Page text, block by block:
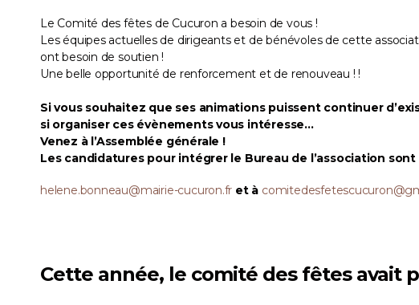
Le Comité des fêtes de Cucuron a besoin de vous !
Les équipes actuelles de dirigeants et de bénévoles de cette
ont besoin de soutien !
Une belle opportunité de renforcement et de renouveau ! !
Si vous souhaitez que ses animations puissent continuer
si organiser ces évènements vous intéresse…
Venez à l’Assemblée générale !
Les candidatures pour intégrer le Bureau de l’association sont
helene.bonneau@mairie-cucuron.fr et à
Cette année, le comité des fêtes avait